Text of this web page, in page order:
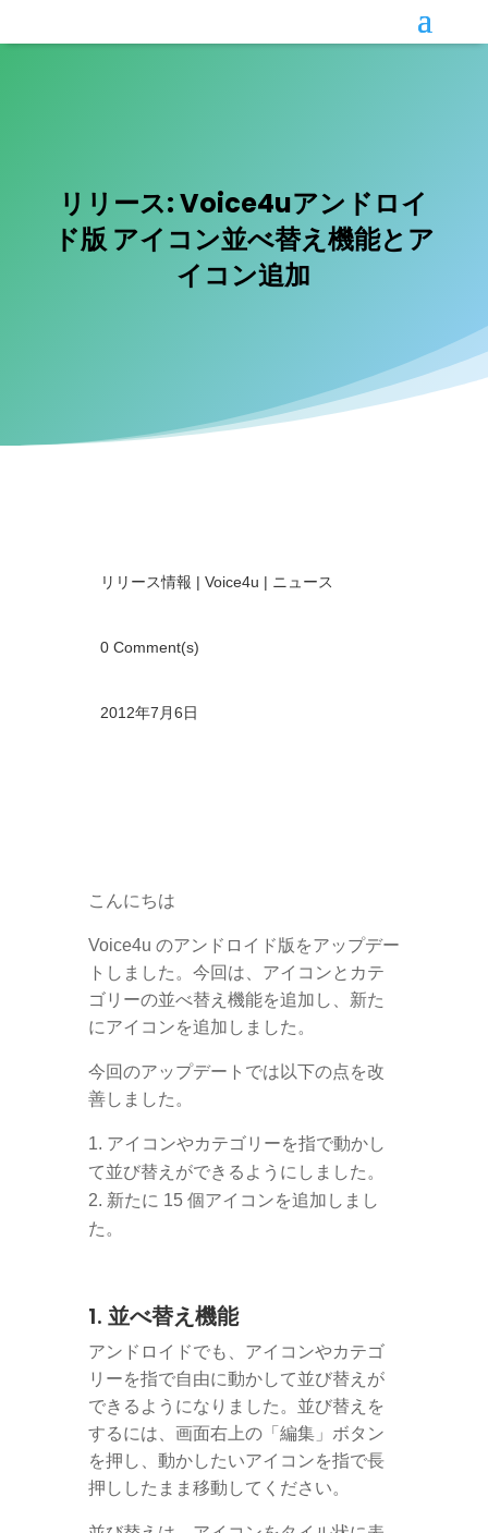
リリース: Voice4uアンドロイ
ド版 アイコン並べ替え機能とア
イコン追加
リリース情報 | Voice4u | ニュース
0 Comment(s)
2012年7月6日
こんにちは
Voice4u のアンドロイド版をアップデー
トしました。今回は、アイコンとカテ
ゴリーの並べ替え機能を追加し、新た
にアイコンを追加しました。
今回のアップデートでは以下の点を改
善しました。
アイコンやカテゴリーを指で動かし
て並び替えができるようにしました。
新たに 15 個アイコンを追加しまし
た。
1. 並べ替え機能
アンドロイドでも、アイコンやカテゴ
リーを指で自由に動かして並び替えが
できるようになりました。並び替えを
するには、画面右上の「編集」ボタン
を押し、動かしたいアイコンを指で長
押ししたまま移動してください。